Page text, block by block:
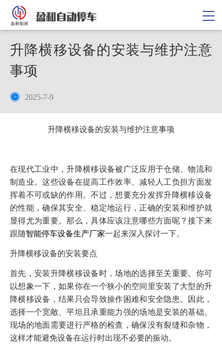
升降横移设备的安装与维护注意
事项
2025-7-9
升降横移设备的安装与维护注意事项
在现代工业中，升降横移设备被广泛应用于仓储、物流和
制造业。这些设备在提高工作效率、减轻人工负担方面发
挥着不可或缺的作用。不过，想要充分发挥升降横移设备
的性能，确保其安全、稳定地运行，正确的安装和维护就
显得尤为重要。那么，具体应该注意哪些方面呢？接下来
跟随智能停车设备生产厂家一起来深入探讨一下。
升降横移设备的安装要点
首先，安装升降横移设备时，场地的选择至关重要。你可
以想象一下，如果你在一个狭小的空间里安装了大型的升
降横移设备，结果只会导致操作困难和安全隐患。因此，
选择一个宽敞、平坦且承重能力强的场地是安装的基础。
现场的地面需要进行严格的检查，确保没有裂缝和杂物，
这样才能避免设备在运行时出现不必要的振动。